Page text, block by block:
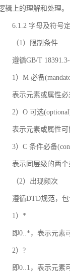
辑上的理解和处理。
6.1.2 字母及符号
（1）限制条件
遵循GB/T
1）M 必备
表示元素或属性
2）O 可选
表示元素或属性
3）C 条件必备
表示同层级的两
（2）出现频次
遵循DTD规范，
1）*
即0..*，表示元素
2）?
即0..1，表示元素